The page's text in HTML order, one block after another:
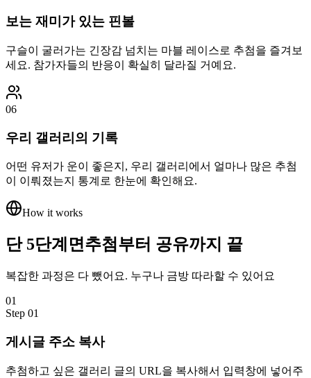
보는 재미가 있는 핀볼
구슬이 굴러가는 긴장감 넘치는 마블 레이스로 추첨을 즐겨보
세요. 참가자들의 반응이 확실히 달라질 거예요.
06
우리 갤러리의 기록
어떤 유저가 운이 좋은지, 우리 갤러리에서 얼마나 많은 추첨
이 이뤄졌는지 통계로 한눈에 확인해요.
How it works
단 5단계면추첨부터 공유까지 끝
복잡한 과정은 다 뺐어요. 누구나 금방 따라할 수 있어요
01
Step 01
게시글 주소 복사
추첨하고 싶은 갤러리 글의 URL을 복사해서 입력창에 넣어주